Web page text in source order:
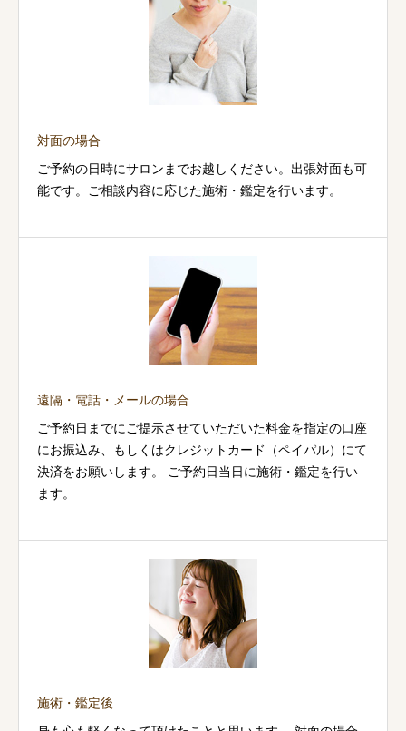
対面の場合
ご予約の日時にサロンまでお越しください。出張対面も可
能です。ご相談内容に応じた施術・鑑定を行います。
遠隔・電話・メールの場合
ご予約日までにご提示させていただいた料金を指定の口座
にお振込み、もしくはクレジットカード（ペイパル）にて
決済をお願いします。 ご予約日当日に施術・鑑定を行い
ます。
施術・鑑定後